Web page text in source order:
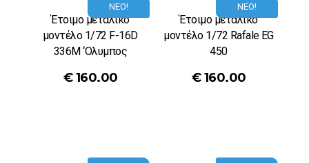
ΝΕΟ!
Έτοιμο μεταλικό
μοντέλο 1/72 F-16D
336M ‘Ολυμπος
€ 160.00
ΝΕΟ!
Έτοιμο μεταλικό
μοντέλο 1/72 Rafale EG
450
€ 160.00